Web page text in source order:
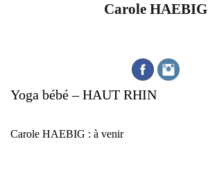
Carole HAEBIG
Yoga bébé – HAUT RHIN
Carole HAEBIG : à venir